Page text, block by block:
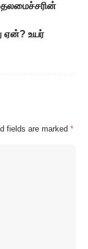
ஏன்? உயர்
fields are marked *